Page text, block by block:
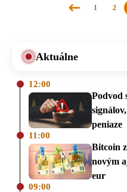
Predchádzajúca
1 2
Aktuálne
12:00
Podvod
peniaze
11:00
Bitcoin
novým
eur
09:00